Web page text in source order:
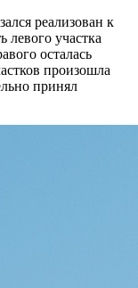
реализован к
левого участка
осталась
произошла
принял